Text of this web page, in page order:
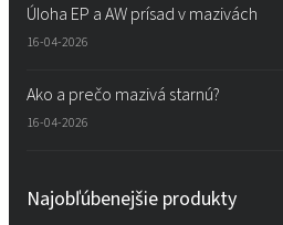
Úloha EP a AW prísad v mazivách
16-04-2026
Ako a prečo mazivá starnú?
16-04-2026
Najobľúbenejšie produkty